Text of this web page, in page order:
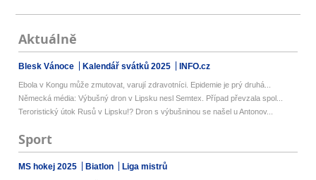
Aktuálně
Blesk Vánoce Kalendář svátků 2025 INFO.cz
Ebola v Kongu může zmutovat, varují zdravotníci. Epidemie je prý druhá...
Německá média: Výbušný dron v Lipsku nesl Semtex. Případ převzala spol...
Teroristický útok Rusů v Lipsku!? Dron s výbušninou se našel u Antonov...
Sport
MS hokej 2025 Biatlon Liga mistrů